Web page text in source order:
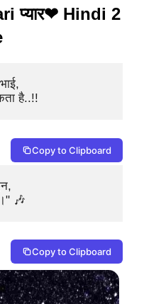
प्यार❤ Hindi 2
है..!!
Copy to Clipboard
🎶
Copy to Clipboard